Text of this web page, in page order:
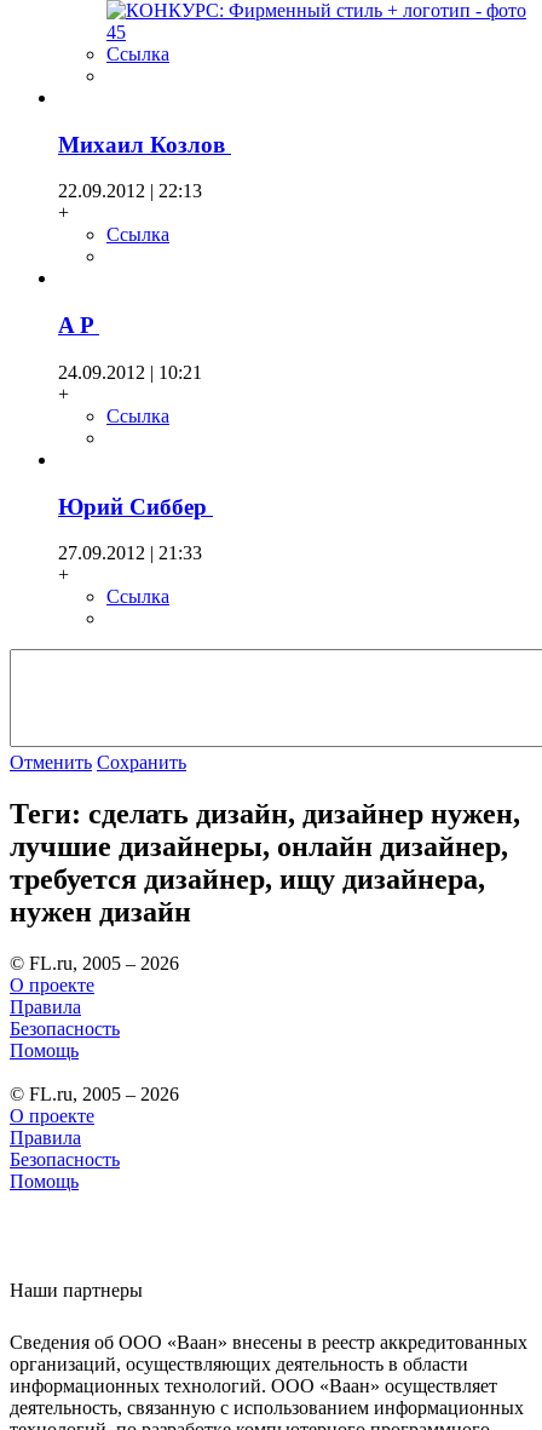
Ссылка
Михаил Козлов
22.09.2012 | 22:13
+
Ссылка
A P
24.09.2012 | 10:21
+
Ссылка
Юрий Сиббер
27.09.2012 | 21:33
+
Ссылка
Отменить Сохранить
Теги: сделать дизайн, дизайнер нужен,
лучшие дизайнеры, онлайн дизайнер,
требуется дизайнер, ищу дизайнера,
нужен дизайн
© FL.ru, 2005 – 2026
О проекте
Правила
Безопасность
Помощь
© FL.ru, 2005 – 2026
О проекте
Правила
Безопасность
Помощь
Наши партнеры
Сведения об ООО «Ваан» внесены в реестр аккредитованных
организаций, осуществляющих деятельность в области
информационных технологий. ООО «Ваан» осуществляет
деятельность, связанную с использованием информационных